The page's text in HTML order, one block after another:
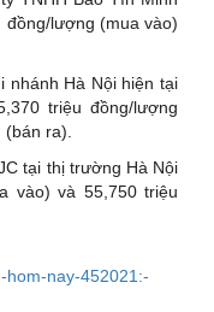
lượng (mua vào)
nhánh Hà Nội hiện tại
triệu đồng/lượng
(bán ra).
tại thị trường Hà Nội
vào) và 55,750 triệu
hom-nay-452021:-